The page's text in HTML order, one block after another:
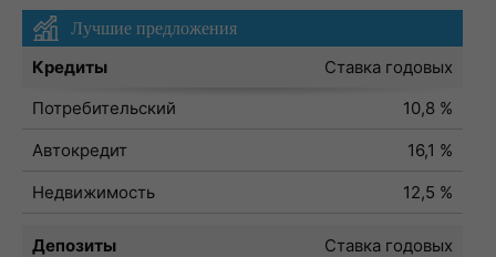
Лучшие предложения
Кредиты
Ставка годовых
Потребительский
10,8 %
Автокредит
16,1 %
Недвижимость
12,5 %
Депозиты
Ставка годовых